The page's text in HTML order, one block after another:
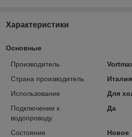
Характеристики
Основные
Производитель
Страна производитель
Италия
Использование
Для
Подключение к
водопроводу
Да
Состояние
Новое